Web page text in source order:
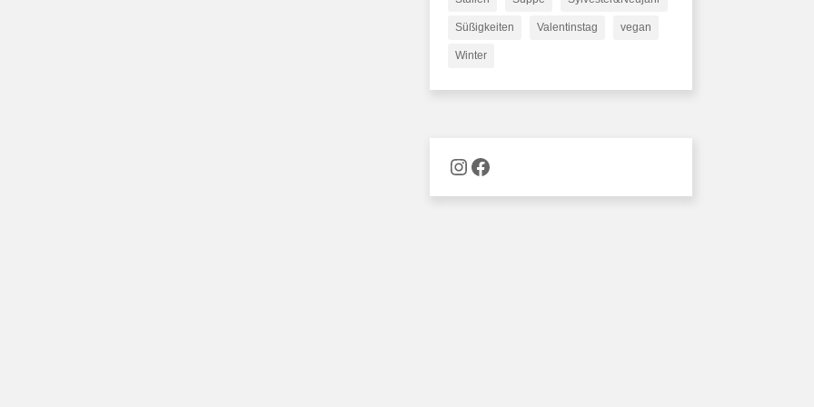
Süßigkeiten Valentinstag vegan
Winter
Naschware auf Instagram Facebook